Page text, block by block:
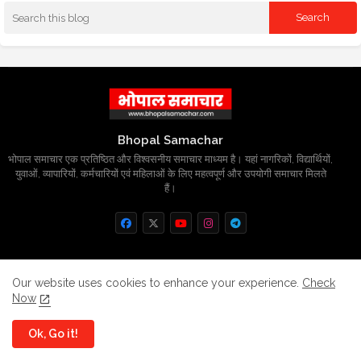
Bhopal Samachar
भोपाल समाचार एक प्रतिष्ठित और विश्वसनीय समाचार माध्यम है। यहां नागरिकों, विद्यार्थियों,
युवाओं, व्यापारियों, कर्मचारियों एवं महिलाओं के लिए महत्वपूर्ण और उपयोगी समाचार मिलते
हैं।
All Right Reserved Copyright
Home About Contact us
Privacy Policy
Our website uses cookies to enhance your experience. Check
Now
Ok, Go it!